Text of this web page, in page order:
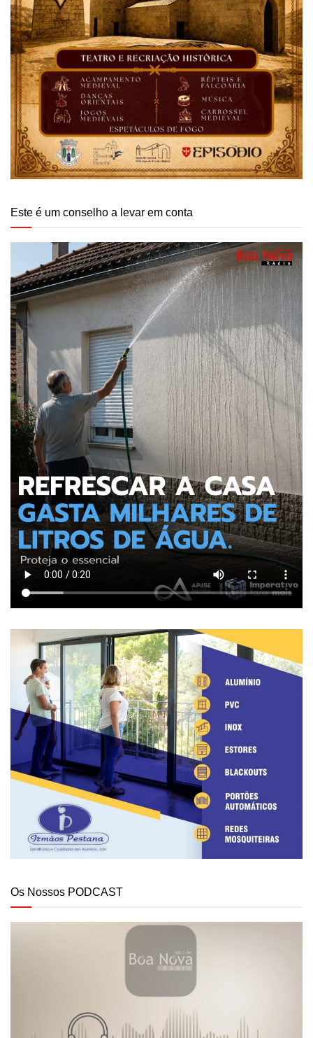
Este é um conselho a levar em conta
Os Nossos PODCAST